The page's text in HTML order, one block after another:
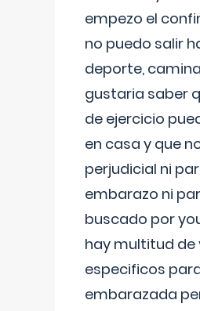
empezo el
no puedo salir
deporte,
gustaria saber
de ejercicio
en casa y que
perjudicial ni
embarazo ni
buscado por
hay multitud de
especificos
embarazada